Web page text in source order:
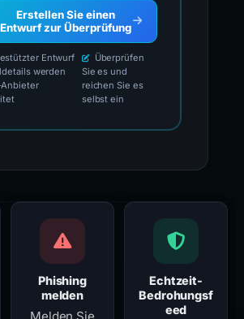
Erstellen Sie einen
Entwurf zur Überprüfung
Entwurf
werden
Überprüfen
Sie es und
reichen Sie es
selbst ein
Phishing
melden
Echtzeit-
Bedrohungsf
eed